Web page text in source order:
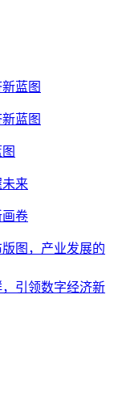
蓝图
蓝图
未来
卷
图，产业发展的
引领数字经济新